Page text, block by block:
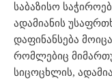
საბაზისო
ადამიანის
დაფინანსება
რომლებიც
სიცოცხლის,